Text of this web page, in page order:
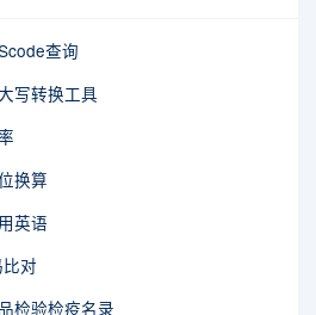
查询
写转换工具
换算
英语
对
检验检疫名录